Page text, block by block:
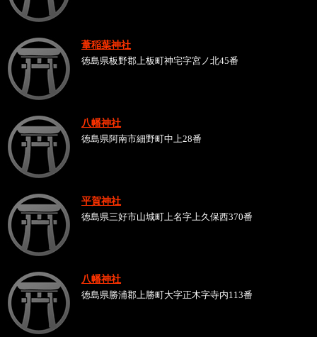
葦稲葉神社
徳島県板野郡上板町神宅字宮ノ北45番
八幡神社
徳島県阿南市細野町中上28番
平賀神社
徳島県三好市山城町上名字上久保西370番
八幡神社
徳島県勝浦郡上勝町大字正木字寺内113番